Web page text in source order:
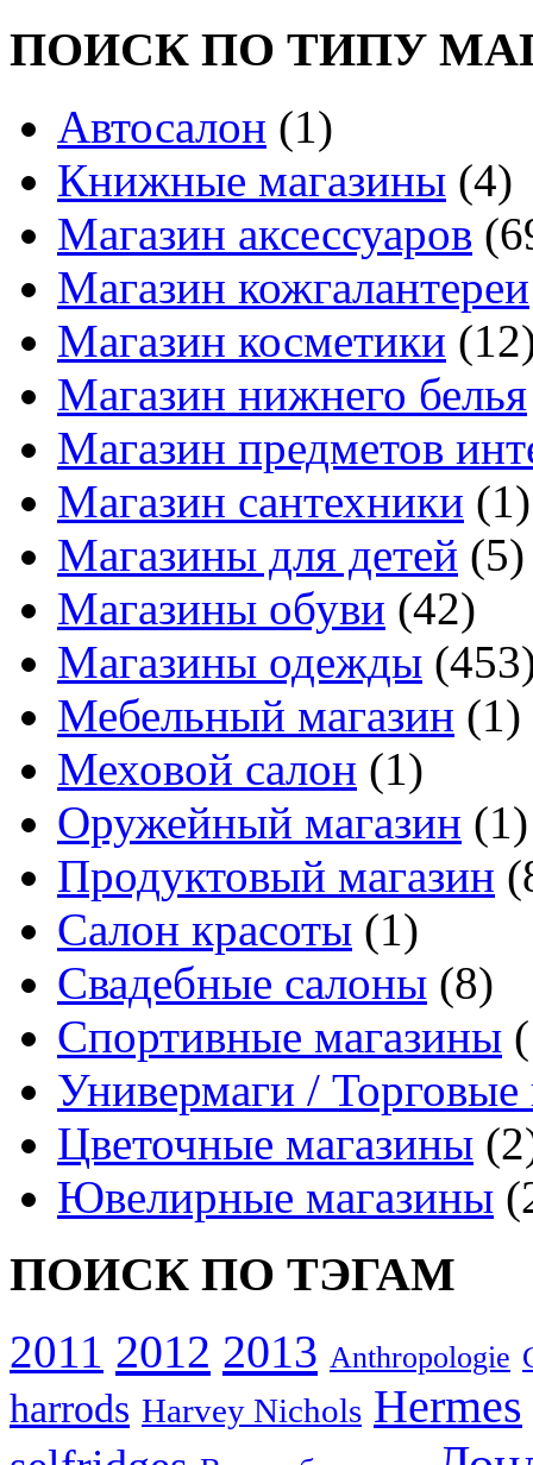
ПОИСК ПО ТИПУ
Автосалон (1)
Книжные магазины (4)
Магазин аксессуаров
Магазин кожгалантереи
Магазин косметики
Магазин нижнего белья
Магазин предметов
Магазин сантехники (1)
Магазины для детей (5)
Магазины обуви (42)
Магазины одежды
Мебельный магазин (1)
Меховой салон (1)
Оружейный магазин (1)
Продуктовый магазин
Салон красоты (1)
Свадебные салоны (8)
Спортивные магазины
Универмаги /
Цветочные магазины
Ювелирные магазины
ПОИСК ПО ТЭГАМ
2011 2012 2013 Anthropologie
harrods Harvey Nichols Hermes